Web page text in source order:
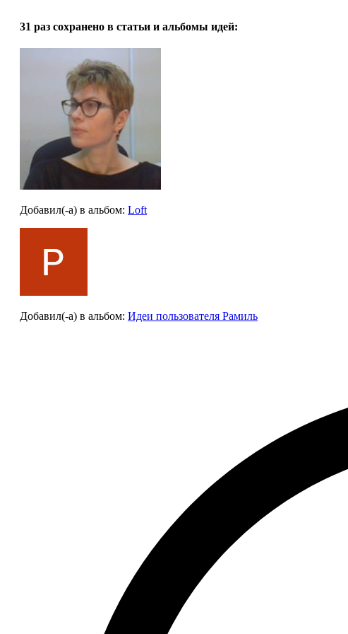
31 раз сохранено в статьи и альбомы идей:
Добавил(-а) в альбом: Loft
Добавил(-а) в альбом: Идеи пользователя Рамиль